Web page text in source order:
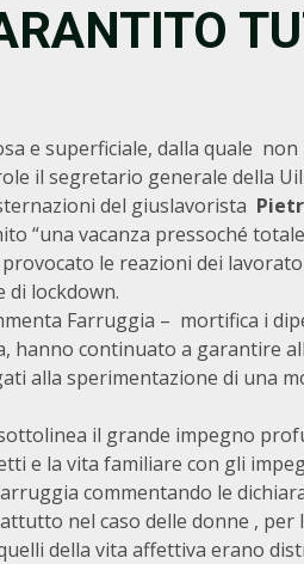
e superficiale, dalla quale
il segretario generale della
del giuslavorista
“una vacanza pressoché
le reazioni dei
di lockdown.
Farruggia – mortifica i
hanno continuato a garantire
alla sperimentazione di una
il grande impegno
e la vita familiare con gli
commentando le
nel caso delle donne , per
della vita affettiva erano